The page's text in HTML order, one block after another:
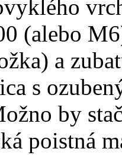
(alebo
a
s
by
poistná